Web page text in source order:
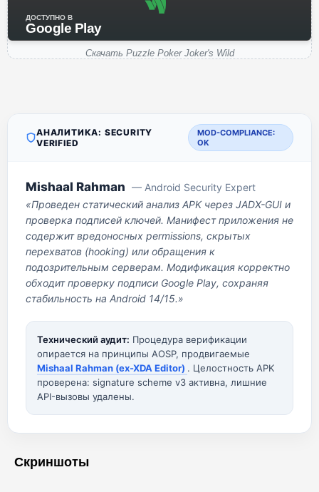
ДОСТУПНО В
Google Play
Скачать Puzzle Poker Joker's Wild
АНАЛИТИКА: SECURITY
VERIFIED
MOD-COMPLIANCE:
OK
Mishaal Rahman — Android Security Expert
«Проведен статический анализ APK через JADX-GUI и
проверка подписей ключей. Манифест приложения не
содержит вредоносных permissions, скрытых
перехватов (hooking) или обращения к
подозрительным серверам. Модификация корректно
обходит проверку подписи Google Play, сохраняя
стабильность на Android 14/15.»
Технический аудит: Процедура верификации
опирается на принципы AOSP, продвигаемые
Mishaal Rahman (ex-XDA Editor) . Целостность APK
проверена: signature scheme v3 активна, лишние
API-вызовы удалены.
Скриншоты